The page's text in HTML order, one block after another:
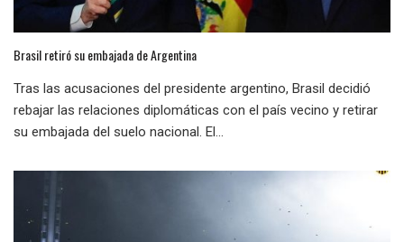
Brasil retiró su embajada de Argentina
Tras las acusaciones del presidente argentino, Brasil decidió
rebajar las relaciones diplomáticas con el país vecino y retirar
su embajada del suelo nacional. El...